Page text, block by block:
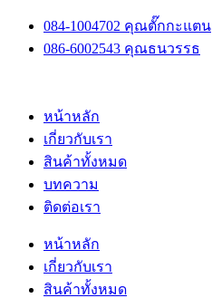
Skip
content
084-1004702 คุณตั๊กกะแตน
086-6002543 คุณธนวรรธ
หน้าหลัก
เกี่ยวกับเรา
สินค้าทั้งหมด
บทความ
ติดต่อเรา
หน้าหลัก
เกี่ยวกับเรา
สินค้าทั้งหมด